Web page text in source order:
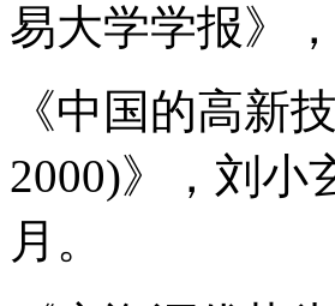
易大学学报》
《中国的高新
2000)》，刘小
月。